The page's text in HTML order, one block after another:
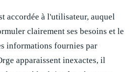
accordée à l'utilisateur, auquel
clairement ses besoins et le
informations fournies par
apparaissent inexactes, il